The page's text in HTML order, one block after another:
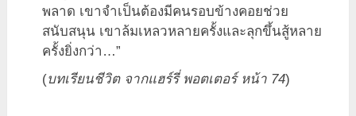
พลาด เขาจำเป็นต้องมีคนรอบข้างคอยช่วย
สนับสนุน เขาล้มเหลวหลายครั้งและลุกขึ้นสู้หลาย
ครั้งยิ่งกว่า…”
(บทเรียนชีวิต จากแฮร์รี่ พอตเตอร์ หน้า 74)